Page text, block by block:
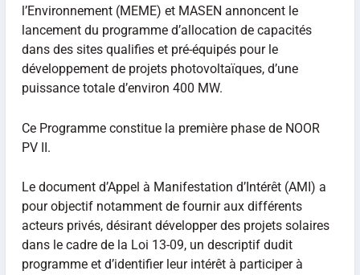
l’Environnement (MEME) et MASEN annoncent le
lancement du programme d’allocation de capacités
dans des sites qualifies et pré-équipés pour le
développement de projets photovoltaïques, d’une
puissance totale d’environ 400 MW.
Ce Programme constitue la première phase de NOOR
PV II.
Le document d’Appel à Manifestation d’Intérêt (AMI) a
pour objectif notamment de fournir aux différents
acteurs privés, désirant développer des projets solaires
dans le cadre de la Loi 13-09, un descriptif dudit
programme et d’identifier leur intérêt à participer à